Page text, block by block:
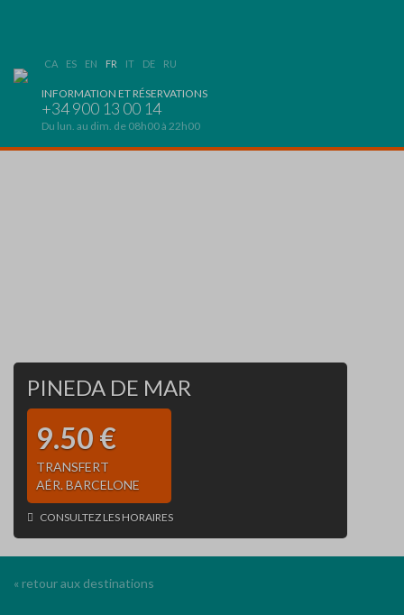
CA ES EN FR IT DE RU
INFORMATION ET RÉSERVATIONS
+34 900 13 00 14
Du lun. au dim. de 08h00 à 22h00
PINEDA DE MAR
9.50 €
TRANSFERT
AÉR. BARCELONE
CONSULTEZ LES HORAIRES
« retour aux destinations